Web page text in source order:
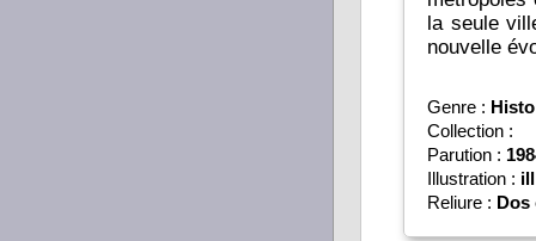
la seule
nouvelle
Genre :
Collection :
Parution :
Illustration :
Reliure : Dos